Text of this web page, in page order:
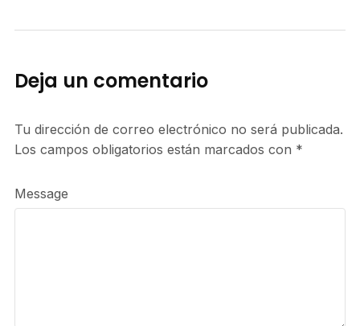
Deja un comentario
Tu dirección de correo electrónico no será publicada.
Los campos obligatorios están marcados con *
Message